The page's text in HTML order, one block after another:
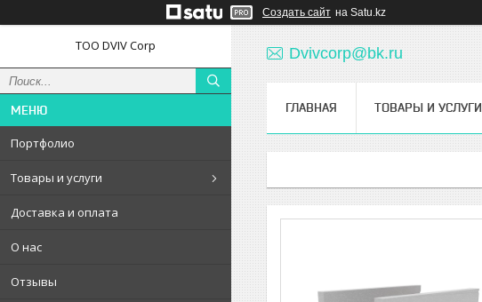
Создать сайт на Satu.kz
ТОО DVIV Corp
Портфолио
Товары и услуги
Доставка и оплата
О нас
Отзывы
Dvivcorp@bk.ru
ГЛАВНАЯ ТОВАРЫ И УСЛУГИ